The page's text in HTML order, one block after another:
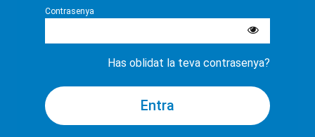
Contrasenya
Has oblidat la teva contrasenya?